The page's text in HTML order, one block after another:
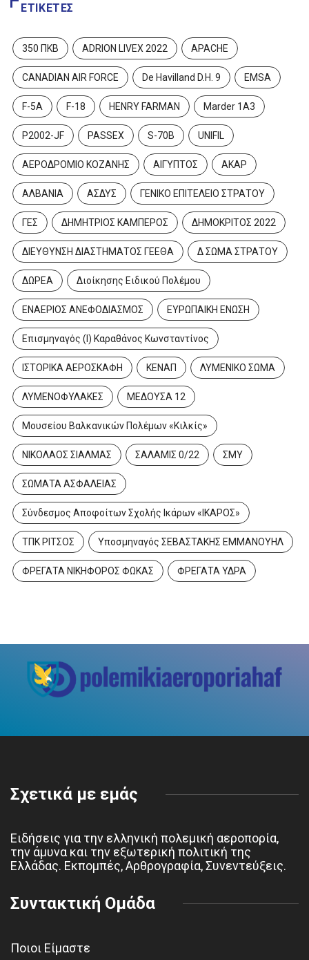
ΕΤΙΚΈΤΕΣ
350 ΠΚΒ ADRION LIVEX 2022 APACHE
CANADIAN AIR FORCE De Havilland D.H. 9 EMSA
F-5A F-18 HENRY FARMAN Marder 1A3
P2002-JF PASSEX S-70B UNIFIL
ΑΕΡΟΔΡΟΜΙΟ ΚΟΖΑΝΗΣ ΑΙΓΥΠΤΟΣ ΑΚΑΡ
ΑΛΒΑΝΙΑ ΑΣΔΥΣ ΓΕΝΙΚΟ ΕΠΙΤΕΛΕΙΟ ΣΤΡΑΤΟΥ
ΓΕΣ ΔΗΜΗΤΡΙΟΣ ΚΑΜΠΕΡΟΣ ΔΗΜΟΚΡΙΤΟΣ 2022
ΔΙΕΥΘΥΝΣΗ ΔΙΑΣΤΗΜΑΤΟΣ ΓΕΕΘΑ Δ ΣΩΜΑ ΣΤΡΑΤΟΥ
ΔΩΡΕΑ Διοίκησης Ειδικού Πολέμου
ΕΝΑΕΡΙΟΣ ΑΝΕΦΟΔΙΑΣΜΟΣ ΕΥΡΩΠΑΙΚΗ ΕΝΩΣΗ
Επισμηναγός (Ι) Καραθάνος Κωνσταντίνος
ΙΣΤΟΡΙΚΑ ΑΕΡΟΣΚΑΦΗ ΚΕΝΑΠ ΛΥΜΕΝΙΚΟ ΣΩΜΑ
ΛΥΜΕΝΟΦΥΛΑΚΕΣ ΜΕΔΟΥΣΑ 12
Μουσείου Βαλκανικών Πολέμων «Κιλκίς»
ΝΙΚΟΛΑΟΣ ΣΙΑΛΜΑΣ ΣΑΛΑΜΙΣ 0/22 ΣΜΥ
ΣΩΜΑΤΑ ΑΣΦΑΛΕΙΑΣ
Σύνδεσμος Αποφοίτων Σχολής Ικάρων «ΙΚΑΡΟΣ»
ΤΠΚ ΡΙΤΣΟΣ Υποσμηναγός ΣΕΒΑΣΤΑΚΗΣ ΕΜΜΑΝΟΥΗΛ
ΦΡΕΓΑΤΑ ΝΙΚΗΦΟΡΟΣ ΦΩΚΑΣ ΦΡΕΓΑΤΑ ΥΔΡΑ
Σχετικά με εμάς
Ειδήσεις για την ελληνική πολεμική αεροπορία,
την άμυνα και την εξωτερική πολιτική της
Ελλάδας. Εκπομπές, Αρθρογραφία, Συνεντεύξεις.
Συντακτική Ομάδα
Ποιοι Είμαστε